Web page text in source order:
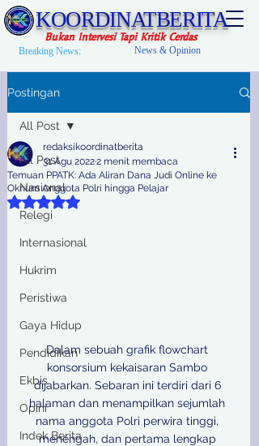
KOORDINATBERITA
Bukan Intervesi Tapi Kritik Cerdas
Breaking News: News & Opinion
Postingan
All Post
Nasional
Relegi
Internasional
Hukrim
Peristiwa
Gaya Hidup
Pendidikan
Ekbis
Opini
Indek Berita
All Post
Temuan PPATK: Ada Aliran Dana Judi Online ke
Oknum Anggota Polri hingga Pelajar
redaksikoordinatberita
31 Agu 20222 menit membaca
Dinilai NaN dari 5 bintang.
Dalam sebuah grafik flowchart
konsorsium kekaisaran Sambo
dijabarkan. Sebaran ini terdiri dari 6
halaman dan menampilkan sejumlah
nama anggota Polri perwira tinggi,
menengah, dan pertama lengkap